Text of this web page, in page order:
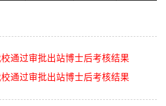
通过审批出站博士后考核结果
通过审批出站博士后考核结果